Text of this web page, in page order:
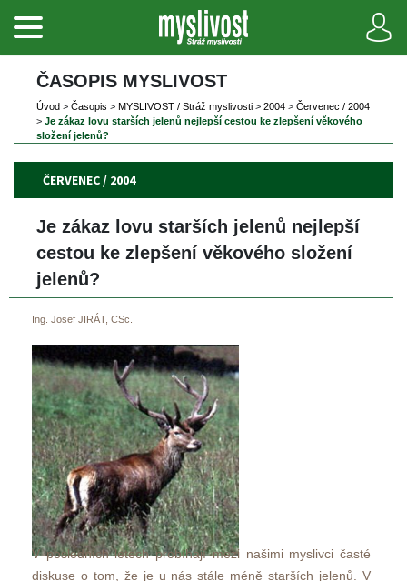
ČASOPIS MYSLIVOST
Úvod > Časopi > MYSLIVOST / Stráž myslivosti > 2004 > Červenec / 2004
> Je zákaz lovu starších jelenů nejlepší cestou ke zlepšení věkového
ložení jelenů?
ČERVENEC / 2004
Je zákaz lovu starších jelenů nejlepší
cestou ke zlepšení věkového složení
jelenů?
Ing. Josef JIRÁT, CSc.
V posledních letech probíhají mezi našimi myslivci časté
diskuse o tom, že je u nás stále méně starších jelenů. V